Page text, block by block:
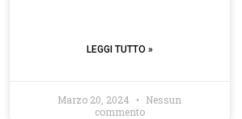
LEGGI TUTTO »
Marzo 20, 2024
Nessun
commento